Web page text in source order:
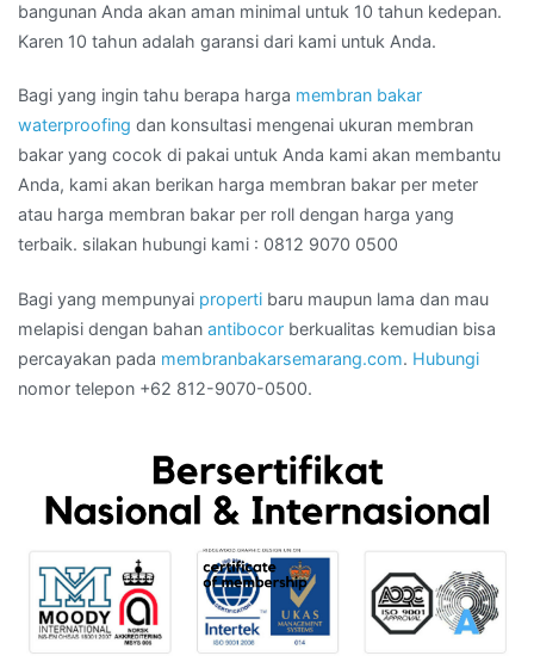
bangunan Anda akan aman minimal untuk 10 tahun kedepan.
Karen 10 tahun adalah garansi dari kami untuk Anda.
Bagi yang ingin tahu berapa harga membran bakar
waterproofing dan konsultasi mengenai ukuran membran
bakar yang cocok di pakai untuk Anda kami akan membantu
Anda, kami akan berikan harga membran bakar per meter
atau harga membran bakar per roll dengan harga yang
terbaik. silakan hubungi kami : 0812 9070 0500
Bagi yang mempunyai properti baru maupun lama dan mau
melapisi dengan bahan antibocor berkualitas kemudian bisa
percayakan pada membranbakarsemarang.com. Hubungi
nomor telepon +62 812-9070-0500.